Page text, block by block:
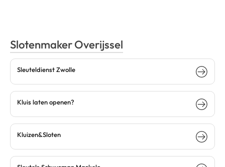
Slotenmaker Overijssel
Sleuteldienst Zwolle
Kluis laten openen?
Kluizen&Sloten